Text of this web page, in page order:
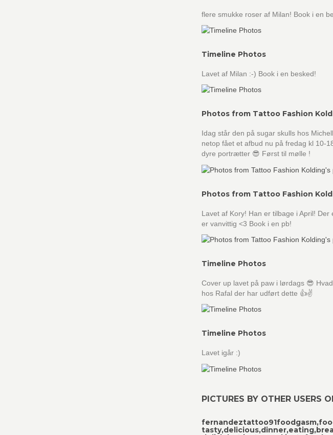
flere smukke roser af Milan! Book i en
Timeline Photos
Lavet af Milan :-) Book i en besked!
Photos from Tattoo Fashion
Idag står den på sugar skulls hos
netop fået et afbud nu på fredag kl 10-
dyre portrætter 😎 Først til mølle !
Photos from Tattoo Fashion
Lavet af Kory! Han er tilbage i April!
er vanvittig <3 Book i en pb!
Timeline Photos
Cover up lavet på paw i lørdags 😎
hos Rafal der har udført dette 👍✌️
Timeline Photos
Lavet igår :)
PICTURES BY OTHER USERS
fernandeztattoo91